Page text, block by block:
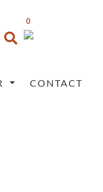
0
CONTACT